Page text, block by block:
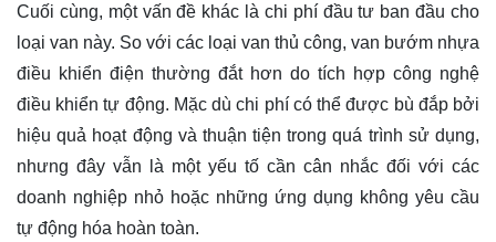
Cuối cùng, một vấn đề khác là chi phí đầu tư ban đầu cho
loại van này. So với các loại van thủ công, van bướm nhựa
điều khiển điện thường đắt hơn do tích hợp công nghệ
điều khiển tự động. Mặc dù chi phí có thể được bù đắp bởi
hiệu quả hoạt động và thuận tiện trong quá trình sử dụng,
nhưng đây vẫn là một yếu tố cần cân nhắc đối với các
doanh nghiệp nhỏ hoặc những ứng dụng không yêu cầu
tự động hóa hoàn toàn.